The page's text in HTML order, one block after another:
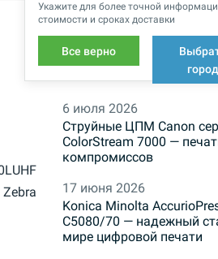
Укажите для более точной
стоимости и сроках доставки
Все верно
город
Zebra
НОВОСТИ
6 июля 2026
Струйные ЦПМ Canon
ColorStream 7000 —
компромиссов
17 июня 2026
Konica Minolta
C5080/70 — надежный
мире цифровой печати